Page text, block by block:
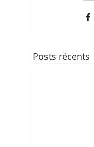
Posts récents